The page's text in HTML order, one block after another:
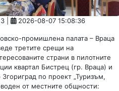
| 2026-08-07 15:08:36
промишлена палата – Враца
третите срещи на
страни в пилотните
квартал Бистрец (гр. Враца) и
Згориград по проект „Туризъм,
от местните общности: